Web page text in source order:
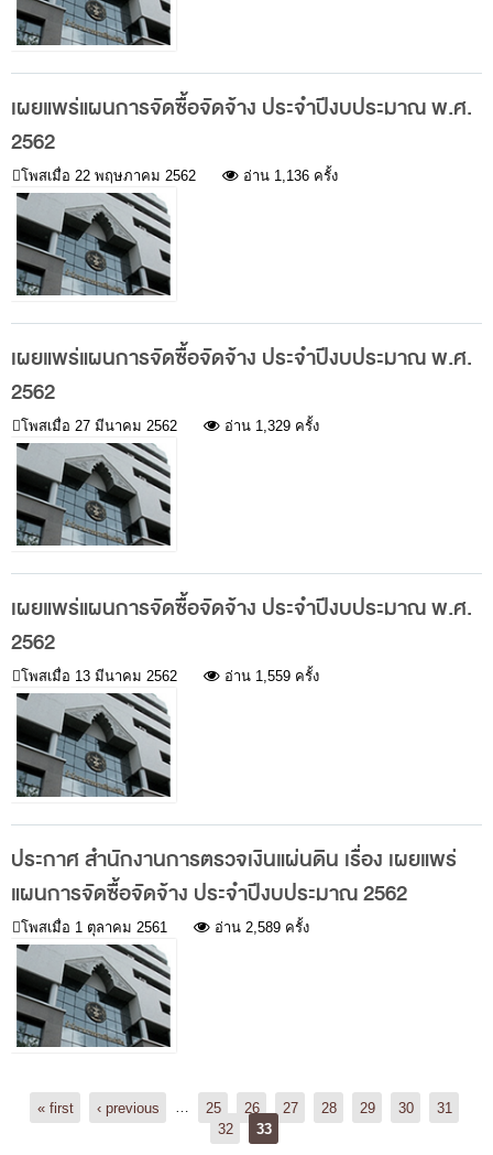
ที่ปรึกษาการตรวจเงินแผ่นดิน
รองผู้ตรวจเงินแผ่นดิน (สตภ.1-15)
ที่ปรึกษาประจำสำนักงาน
ผู้บริหารเทคโนโลยีสารสนเทศระดับสูง (CIO)
หน้าที่และอำนาจ และการแบ่งส่วนราชการ
หน้าที่และอำนาจ
โครงสร้างหน่วยงาน
ภาพรวม
ส่วนกลาง
ส่วนภูมิภาค
คณะกรรมการตรวจสอบของสำนักงานการตรวจเงิน
แผ่นดิน
โครงสร้างคณะกรรมการตรวจสอบ
เอกสารที่เกี่ยวข้องกับคณะกรรมการตรวจสอบ
คณะกรรมการมาตรฐานจริยธรรมของเจ้าหน้าที่และ
บุคลากรอื่น
โครงสร้างคณะกรรมการ
เอกสารที่เกี่ยวข้อง
ตราสัญลักษณ์ สตง.
ผลการตรวจสอบ
ผลการตรวจสอบที่สำคัญ
สถิติการตรวจสอบรายงานการเงิน
ข้อมูลสาธารณะ
ข่าวสารการจัดซื้อจัดจ้างของ สตง.
แผนการจัดซื้อจัดจ้าง
ประกาศประกวดราคา/ราคากลาง/ขายพัสดุเสื่อม
สรุปผลการจัดซื้อจัดจ้าง
เผยแพร่แผนการจัดซื้อจัดจ้าง ประจำปีงบประมาณ พ.ศ.
2562
โพสเมื่อ 22 พฤษภาคม 2562 อ่าน 1,136 ครั้ง
เผยแพร่แผนการจัดซื้อจัดจ้าง ประจำปีงบประมาณ พ.ศ.
2562
โพสเมื่อ 27 มีนาคม 2562 อ่าน 1,329 ครั้ง
เผยแพร่แผนการจัดซื้อจัดจ้าง ประจำปีงบประมาณ พ.ศ.
2562
โพสเมื่อ 13 มีนาคม 2562 อ่าน 1,559 ครั้ง
ประกาศ สำนักงานการตรวจเงินแผ่นดิน เรื่อง เผยแพร่
แผนการจัดซื้อจัดจ้าง ประจำปีงบประมาณ 2562
โพสเมื่อ 1 ตุลาคม 2561 อ่าน 2,589 ครั้ง
Pages
« first ‹ previous … 25 26 27 28 29 30
31
32
33